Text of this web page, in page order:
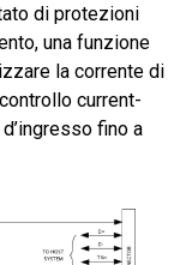
di protezioni
una funzione
la corrente di
current-
fino a